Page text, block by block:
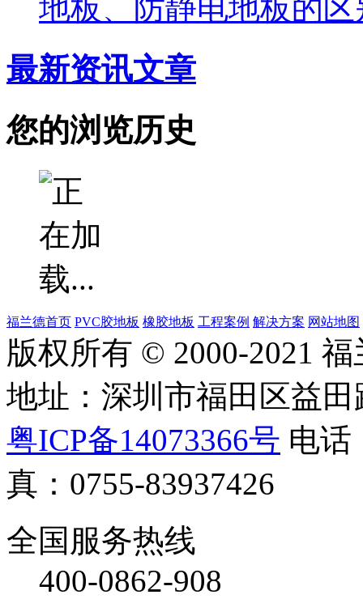
地板、防静电地板的区
最新资讯文章
您的浏览历史
福兰德首页 PVC胶地板 橡胶地板 工程案例 解决方案 网站地图
版权所有 © 2000-2021
地址：深圳市福田区益
粤ICP备14073366号 电话
真：0755-83937426
全国服务热线
400-0862-908